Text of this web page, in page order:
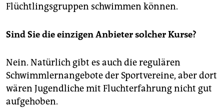
Flüchtlingsgruppen schwimmen können.
Sind Sie die einzigen Anbieter solcher Kurse?
Nein. Natürlich gibt es auch die regulären
Schwimmlernangebote der Sportvereine, aber dort
wären Jugendliche mit Fluchterfahrung nicht gut
aufgehoben.